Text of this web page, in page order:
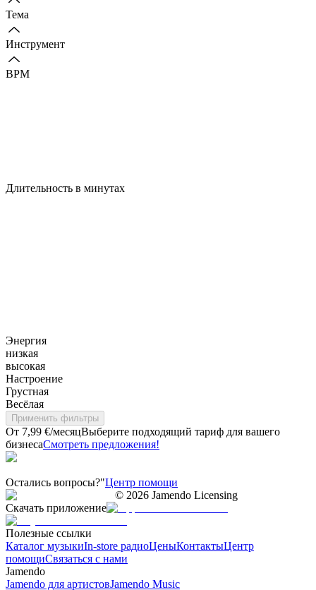
Тема
Инструмент
BPM
Длительность в минутах
Энергия
низкая
высокая
Настроение
Грустная
Весёлая
Применить фильтры
От 7,99 €/месяцВыберите подходящий тариф для вашего
бизнесаСмотреть предложения!
Остались вопросы?"Центр помощи
© 2026 Jamendo Licensing
Скачать приложение
Полезные ссылки
Каталог музыкиIn-store радиоЦеныКонтактыЦентр
помощиСвязаться с нами
Jamendo
Jamendo для артистовJamendo Music